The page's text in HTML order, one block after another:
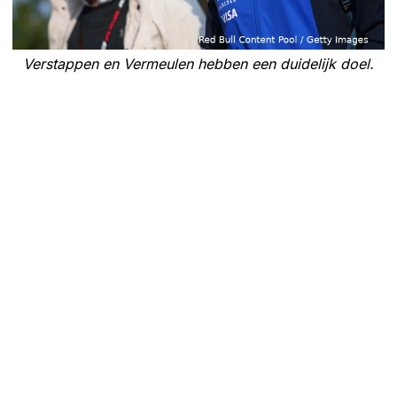
Verstappen en Vermeulen hebben een duidelijk doel.